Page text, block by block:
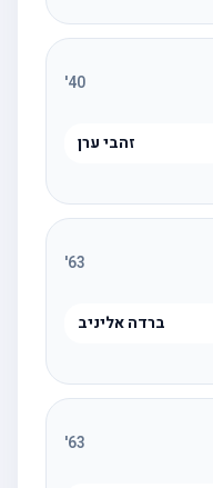
40
'
זהבי ערן
63
'
ברדה אליניב
63
'